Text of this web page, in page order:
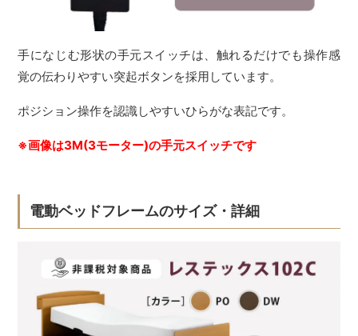
手になじむ形状の手元スイッチは、触れるだけでも操作感
覚の伝わりやすい突起ボタンを採用しています。
ポジション操作を認識しやすいひらがな表記です。
※画像は3M(3モーター)の手元スイッチです
電動ベッドフレームのサイズ・詳細